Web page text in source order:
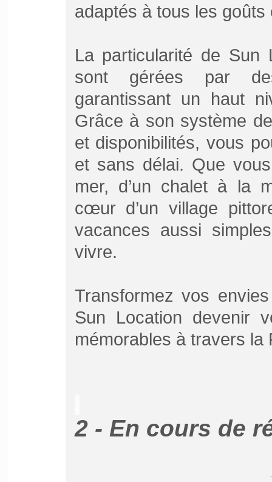
adaptés à tous les goûts
La particularité de Sun
sont gérées par
garantissant un haut
Grâce à son système
et disponibilités, vous
et sans délai. Que
mer, d’un chalet à la
cœur d’un village
vacances aussi
vivre.
Transformez vos
Sun Location devenir
mémorables à travers la
2 - En cours de